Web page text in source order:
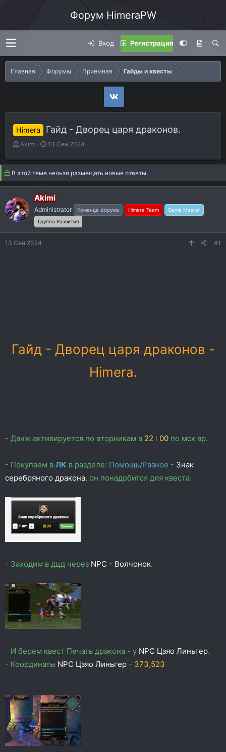
Форум HimeraPW
Вход Регистрация
Главная Форумы Приемная Гайды и квесты
Himera Гайд - Дворец царя драконов.
А
т
о
р
е
м
ы
Akimi
Д
т
а
н
ч
а
л
13 Сен 2024
В этой теме нельзя размещать новые ответы.
Akimi
Administrator Команда форума Himera Team Game Master
Группа Развития
13 Сен 2024 #1
Гайд - Дворец царя драконов -
Himera.
- Данж активируется по вторникам в 22 : 00 по мск вр.
- Покупаем в ЛК в разделе: Помощь/Разное - Знак
серебряного дракона, он понадобится для квеста.
- Заходим в дцд через NPC - Волчонок.
- И берем квест Печать дракона - у NPC Цзяо Линьгер.
- Координаты NPC Цзяо Линьгер - 373,523